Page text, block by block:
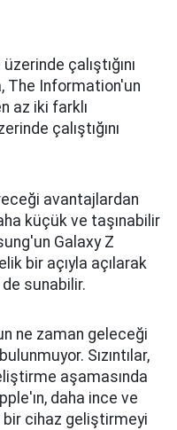
çalıştığını
The Information'un
az iki farklı
çalıştığını
avantajlardan
küçük ve taşınabilir
Galaxy Z
bir açıyla açılarak
sunabilir.
ne zaman geleceği
Sızıntılar,
aşamasında
daha ince ve
bir cihaz geliştirmeyi